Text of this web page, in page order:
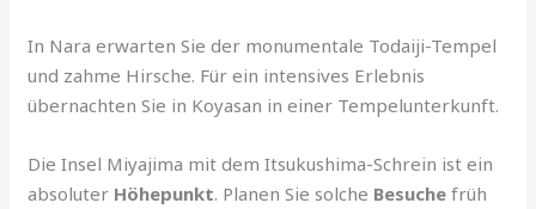
In Nara erwarten Sie der monumentale Todaiji-Tempel
und zahme Hirsche. Für ein intensives Erlebnis
übernachten Sie in Koyasan in einer Tempelunterkunft.
Die Insel Miyajima mit dem Itsukushima-Schrein ist ein
absoluter Höhepunkt. Planen Sie solche Besuche früh